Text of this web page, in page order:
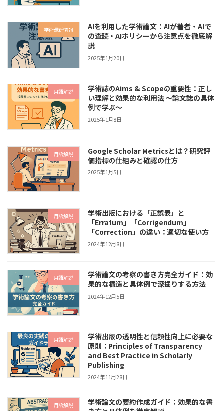
学術最新情報
AIを利用した学術論文：AIが著者・AIで
の査読・AIポリシーから注意点を徹底解
説
2025年1月20日
用語解説
学術誌のAims & Scopeの重要性：正し
い理解と効果的な利用法 〜論文誌の具体
例で学ぶ〜
2025年1月8日
用語解説
Google Scholar Metricsとは？研究評
価指標の仕組みと確認の仕方
2025年1月5日
用語解説
学術出版における「正誤表」と
「Erratum」「Corrigendum」
「Correction」の違い：適切な使い方
2024年12月8日
用語解説
学術論文の考察の書き方完全ガイド：効
果的な構造と具体例で深掘りする方法
2024年12月5日
用語解説
学術出版の透明性と信頼性向上に必要な
原則：Principles of Transparency
and Best Practice in Scholarly
Publishing
2024年11月28日
用語解説
学術論文の要約作成ガイド：効果的な書